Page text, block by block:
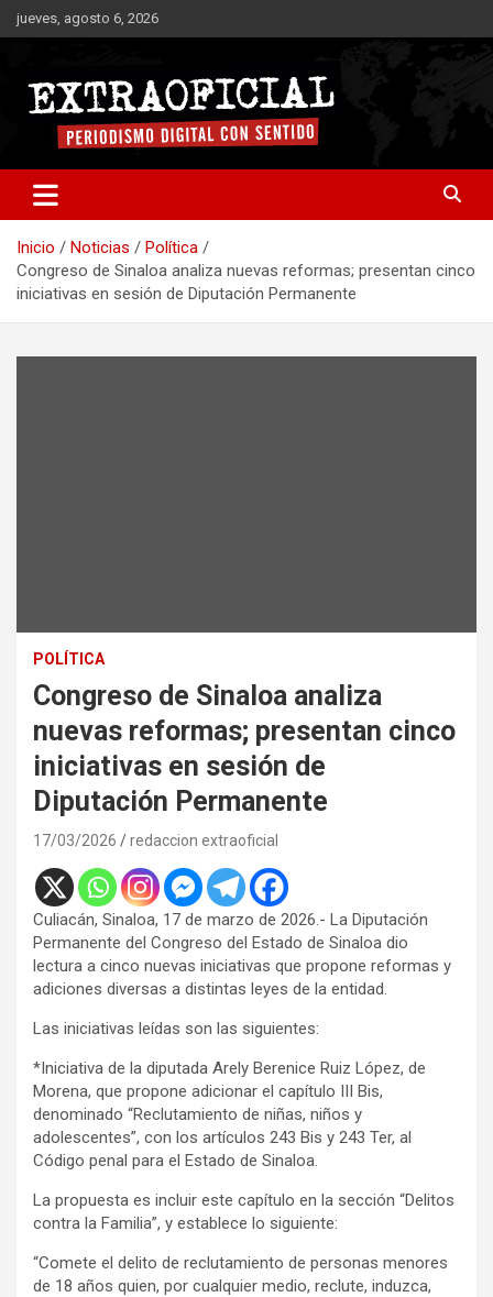
Saltar
al
jueves, agosto 6, 2026
Extraoficial
Inicio Noticias
Política
Congreso de Sinaloa analiza nuevas reformas; presentan cinco
iniciativas en sesión de Diputación Permanente
POLÍTICA
Congreso de Sinaloa analiza
nuevas reformas; presentan cinco
iniciativas en sesión de
Diputación Permanente
17/03/2026 redaccion extraoficial
Culiacán, Sinaloa, 17 de marzo de 2026.- La Diputación
Permanente del Congreso del Estado de Sinaloa dio
lectura a cinco nuevas iniciativas que propone reformas y
adiciones diversas a distintas leyes de la entidad.
Las iniciativas leídas son las siguientes:
*Iniciativa de la diputada Arely Berenice Ruiz López, de
Morena, que propone adicionar el capítulo III Bis,
denominado “Reclutamiento de niñas, niños y
adolescentes”, con los artículos 243 Bis y 243 Ter, al
Código penal para el Estado de Sinaloa.
La propuesta es incluir este capítulo en la sección “Delitos
contra la Familia”, y establece lo siguiente:
“Comete el delito de reclutamiento de personas menores
de 18 años quien, por cualquier medio, reclute, induzca,